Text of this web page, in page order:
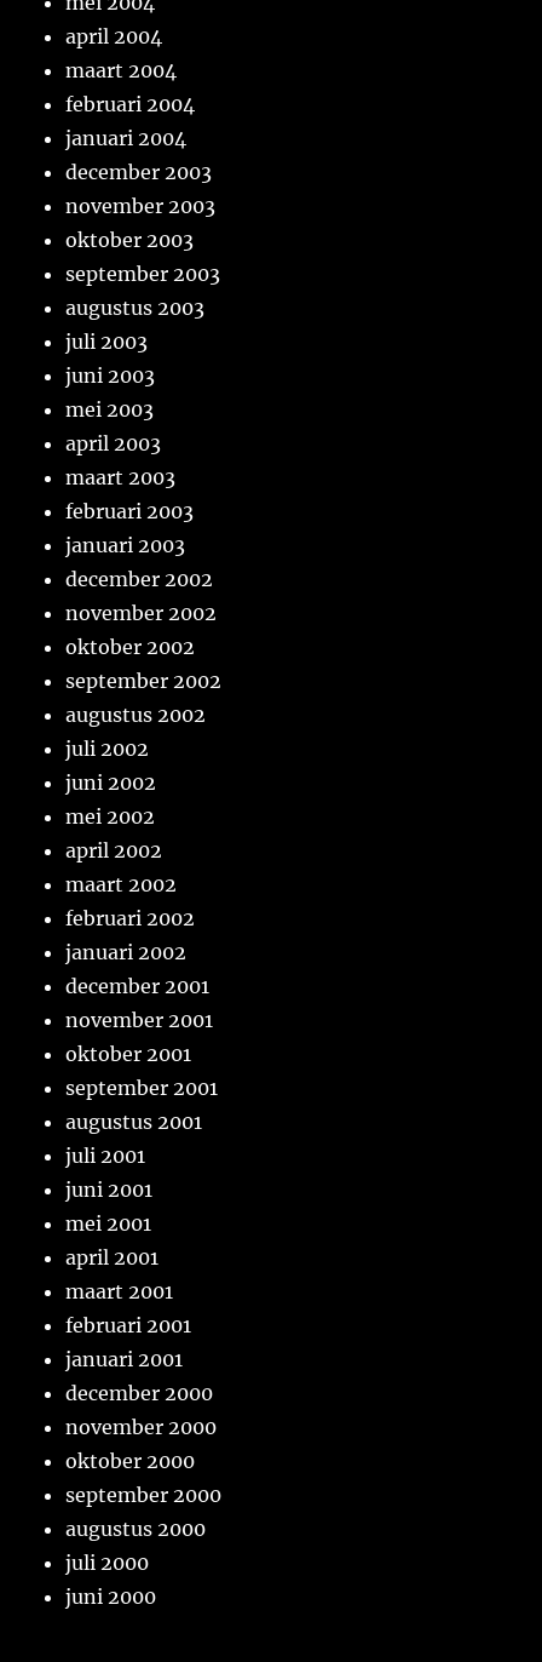
april 2004
maart 2004
februari 2004
januari 2004
december 2003
november 2003
oktober 2003
september 2003
augustus 2003
juli 2003
juni 2003
mei 2003
april 2003
maart 2003
februari 2003
januari 2003
december 2002
november 2002
oktober 2002
september 2002
augustus 2002
juli 2002
juni 2002
mei 2002
april 2002
maart 2002
februari 2002
januari 2002
december 2001
november 2001
oktober 2001
september 2001
augustus 2001
juli 2001
juni 2001
mei 2001
april 2001
maart 2001
februari 2001
januari 2001
december 2000
november 2000
oktober 2000
september 2000
augustus 2000
juli 2000
juni 2000